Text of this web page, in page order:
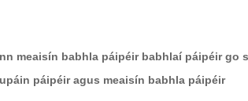
meaisín babhla páipéir babhlaí páipéir go
páipéir agus meaisín babhla páipéir